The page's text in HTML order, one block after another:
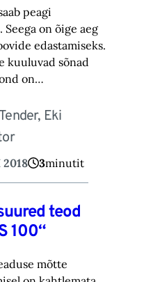
peagi
on õige aeg
edastamiseks.
kuuluvad sõnad
on…
Eki
2018 3minutit
teod
100“
mõtte